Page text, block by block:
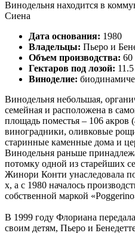
Винодельня находится в
Сиена
Дата основания: 1980
Владельцы: Пьеро и
Объем производства: 60
Гектаров под лозой: 11.5
Виноделие:
Винодельня небольшая,
семейная и расположена в
площадь поместья – 106 акров
виноградники, оливковые
старинные каменные дома и
Винодельня раньше
потомку одной из старейших
Жинори Конти унаследовала
х, а с 1980 началось
собственной маркой
В 1999 году Флориана
своим детям, Пьеро и